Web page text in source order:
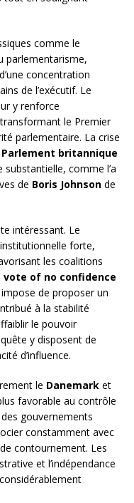
comme le
parlementarisme,
concentration
de l’exécutif. Le
y renforce
le Premier
parlementaire. La crise
Parlement britannique
comme l’a
de Boris Johnson de
intéressant. Le
forte,
les coalitions
of no confidence
de proposer un
à la stabilité
le pouvoir
y disposent de
d’influence.
le Danemark et
favorable au contrôle
gouvernements
constamment avec
contournement. Les
et l’indépendance